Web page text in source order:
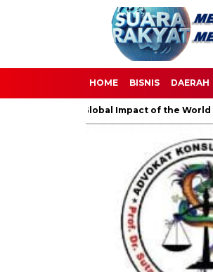
HOME BISNIS DAERAH
The Global Impact of the World Cup